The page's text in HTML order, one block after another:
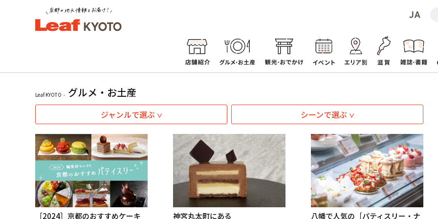
Leaf KYOTO グルメ・お土産
ジャンルで選ぶ シーンで選ぶ
［2024］京都のおすすめケーキ 神宮丸太町にある 八幡で人気の［パティスリー・ナ